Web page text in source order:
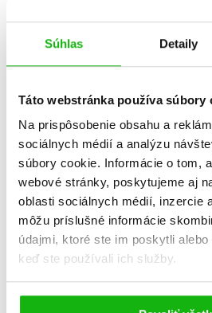
Súhlas Detaily
Táto webstránka používa súbory
Na prispôsobenie obsahu a
sociálnych médií a analýzu
súbory cookie. Informácie o tom,
webové stránky, poskytujeme aj
oblasti sociálnych médií, inzercie
môžu príslušné informácie
údajmi, ktoré ste im poskytli
keď ste používali ich služby.
Hrátky s těstem
16,99 €
Do košíka